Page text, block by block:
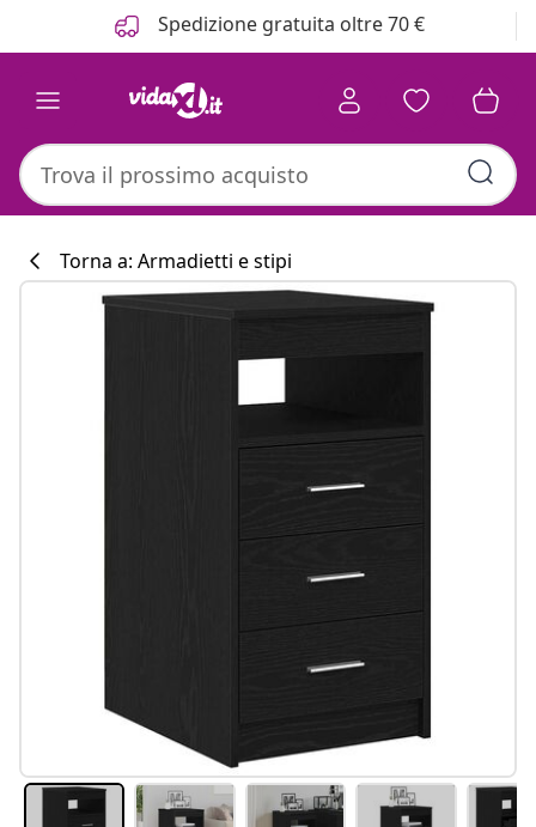
Spedizione gratuita oltre 70 €
Torna a: Armadietti e stipi